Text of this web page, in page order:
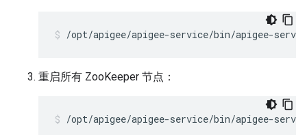
/opt/apigee/apigee-service/bin/apigee-
重启所有 ZooKeeper 节点：
/opt/apigee/apigee-service/bin/apigee-